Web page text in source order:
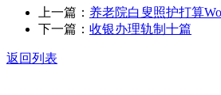
上一篇： 养老院白叟照护打算
下一篇： 收银办理轨制十篇
返回列表